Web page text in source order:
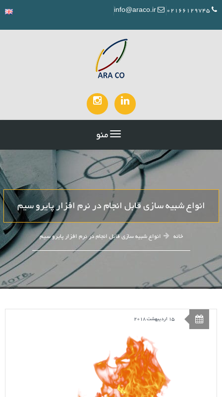
منو
انواع شبیه سازی قابل انجام در نرم افزار پایرو سیم
خانه انواع شبیه سازی قابل انجام در نرم افزار پایرو سیم
15 اردیبهشت 2018